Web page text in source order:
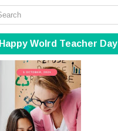
Happy Wolrd Teacher Day